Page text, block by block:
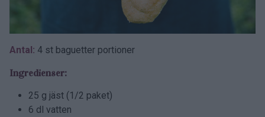
Antal: 4 st baguetter portioner
Ingredienser:
25 g jäst (1/2 paket)
6 dl vatten